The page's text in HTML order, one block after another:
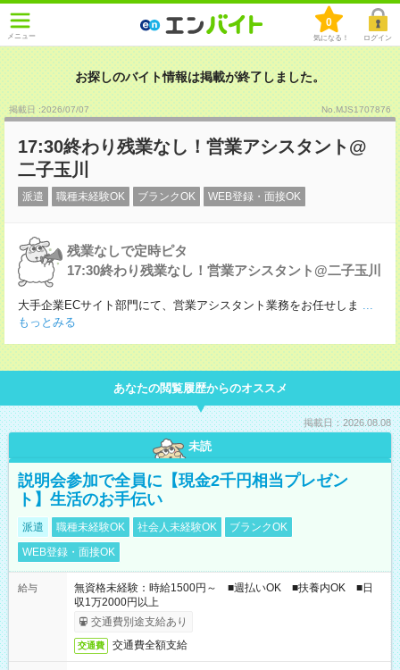
メニュー
0
気になる！ ログイン
お探しのバイト情報は掲載が終了しました。
掲載日 :2026/07/07 No.MJS1707876
17:30終わり残業なし！営業アシスタント@
二子玉川
派遣 職種未経験OK ブランクOK WEB登録・面接OK
残業なしで定時ピタ
17:30終わり残業なし！営業アシスタント@二子玉川
大手企業ECサイト部門にて、営業アシスタント業務をお任せしま ...
もっとみる
あなたの閲覧履歴からのオススメ
掲載日：2026.08.08
未読
説明会参加で全員に【現金2千円相当プレゼン
ト】生活のお手伝い
派遣 職種未経験OK 社会人未経験OK
ブランクOK
WEB登録・面接OK
給与
無資格未経験：時給1500円～ ■週払いOK ■扶養内OK ■日
収1万2000円以上
交通費別途支給あり
交通費 交通費全額支給